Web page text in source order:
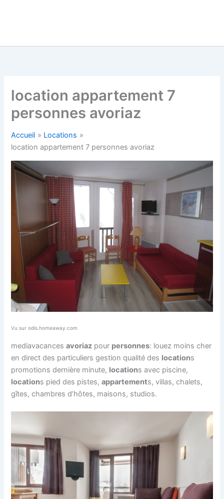
location appartement 7
personnes avoriaz
Accueil
Locations
location appartement 7 personnes avoriaz
Vu sur odis.homeaway.com
mediavacancesavoriaz pour personnes: louez moins cher
en direct des particuliers gestion qualité des locations
promotions dernière minute, locations avec piscine,
locations pied des pistes,appartements, villas, chalets,
gîtes, chambres d’hôtes, maisons, studios.